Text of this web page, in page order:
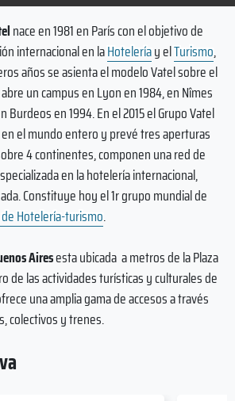
nace en 1981 en París con el objetivo de
internacional en laHoteleríay elTurismo,
años se asienta el modelo Vatel sobre el
un campus en Lyon en 1984, en Nîmes
Burdeos en 1994. En el 2015 el Grupo Vatel
el mundo entero y prevé tres aperturas
4 continentes, componen una red de
en la hotelería internacional,
Constituye hoy el 1r grupo mundial de
Hotelería-turismo.
Airesesta ubicada a metros de la Plaza
de las actividades turísticas y culturales de
una amplia gama de accesos a través
colectivos y trenes.